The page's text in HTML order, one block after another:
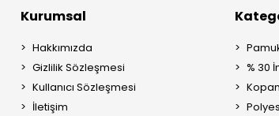
Kurumsal
Hakkımızda
Gizlilik Sözleşmesi
Kullanıcı Sözleşmesi
İletişim
% 30